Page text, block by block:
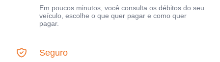
Em poucos minutos, você consulta os débitos do seu
veículo, escolhe o que quer pagar e como quer
pagar.
Seguro